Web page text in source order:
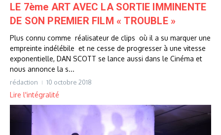
LE 7ème ART AVEC LA SORTIE IMMINENTE
DE SON PREMIER FILM « TROUBLE »
Plus connu comme réalisateur de clips où il a su marquer une
empreinte indélébile et ne cesse de progresser à une vitesse
exponentielle, DAN SCOTT se lance aussi dans le Cinéma et
nous annonce la s...
rédaction 10 octobre 2018
Lire l'intégralité